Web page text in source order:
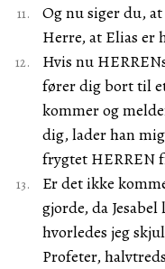
Og nu siger du,
Herre, at Elias er
Hvis nu
fører dig bort til
kommer og
dig, lader han
frygtet HERREN
Er det ikke
gjorde, da
hvorledes jeg
Profeter,